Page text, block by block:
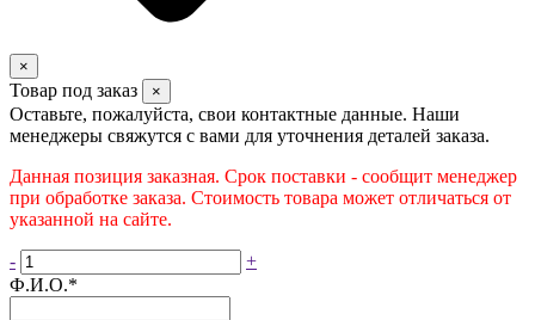
×
Товар под заказ ×
Оставьте, пожалуйста, свои контактные данные. Наши
менеджеры свяжутся с вами для уточнения деталей заказа.
Данная позиция заказная. Срок поставки - сообщит менеджер
при обработке заказа. Стоимость товара может отличаться от
указанной на сайте.
-
+
Ф.И.О.*